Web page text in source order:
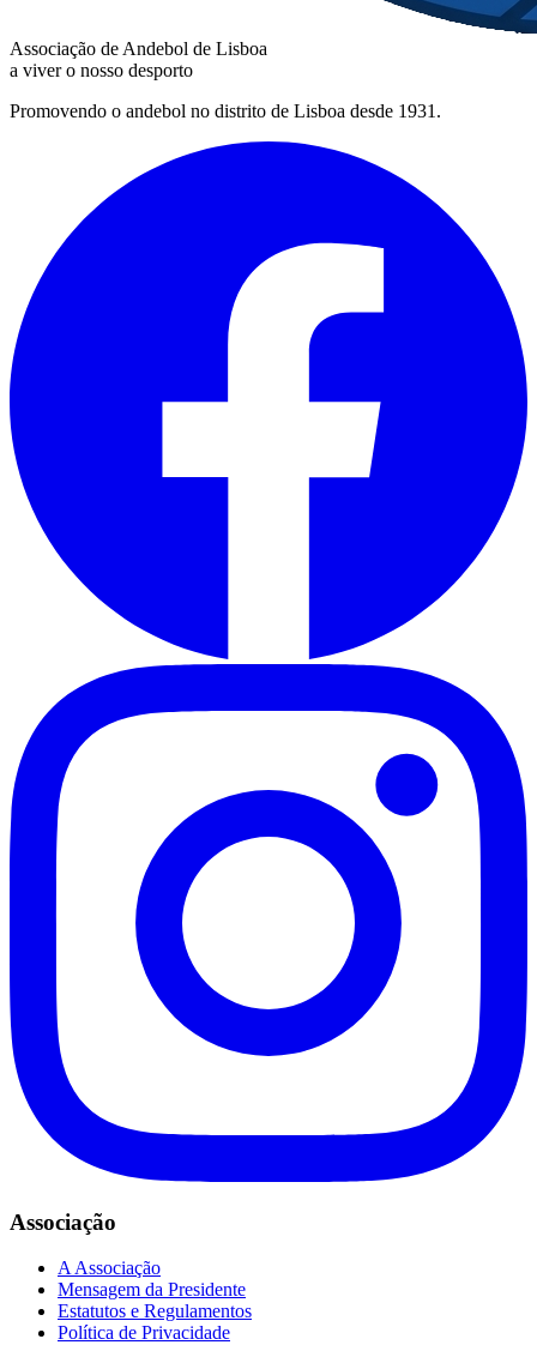
Associação de Andebol de Lisboa
a viver o nosso desporto
Promovendo o andebol no distrito de Lisboa desde 1931.
Associação
A Associação
Mensagem da Presidente
Estatutos e Regulamentos
Política de Privacidade